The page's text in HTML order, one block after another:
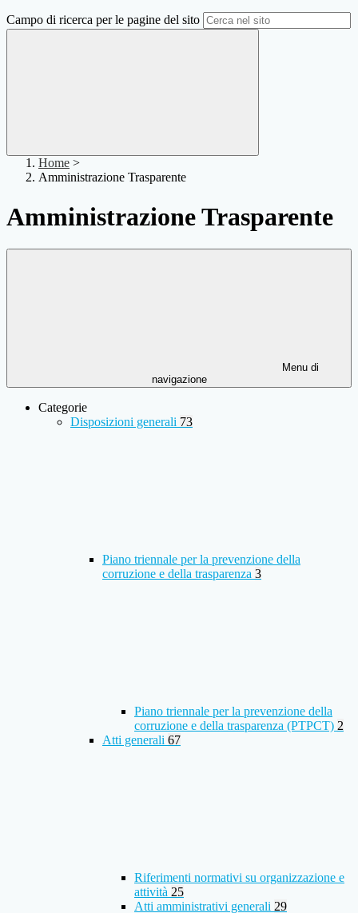
Campo di ricerca per le pagine del sito
Home >
Amministrazione Trasparente
Amministrazione Trasparente
Menu di
navigazione
Categorie
Disposizioni generali 73
Piano triennale per la prevenzione della
corruzione e della trasparenza 3
Piano triennale per la prevenzione della
corruzione e della trasparenza (PTPCT) 2
Atti generali 67
Riferimenti normativi su organizzazione e
attività 25
Atti amministrativi generali 29